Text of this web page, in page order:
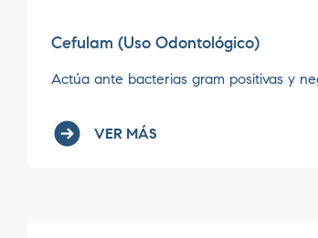
Cefulam (Uso Odontológico)
Actúa ante bacterias gram positivas y
VER MÁS